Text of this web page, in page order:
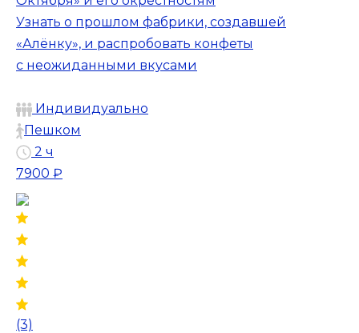
Узнать о прошлом фабрики, создавшей
«Алёнку», и распробовать конфеты
с неожиданными вкусами
Индивидуально
Пешком
2 ч
7900 ₽
(3)